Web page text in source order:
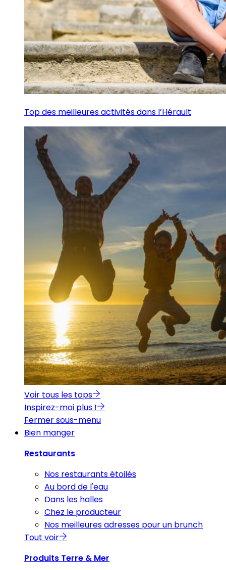
Top des meilleures activités dans l’Hérault
Voir tous les tops
Inspirez-moi plus !
Fermer sous-menu
Bien manger
Restaurants
Nos restaurants étoilés
Au bord de l'eau
Dans les halles
Chez le producteur
Nos meilleures adresses pour un brunch
Tout voir
Produits Terre & Mer